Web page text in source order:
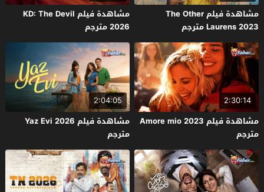
مشاهدة فيلم The Other
Laurens 2023 مترجم
مشاهدة فيلم KD: The Devil
2026 مترجم
2:30:14
مشاهدة فيلم Amore mio 2023
مترجم
2:04:05
مشاهدة فيلم Yaz Evi 2026
مترجم